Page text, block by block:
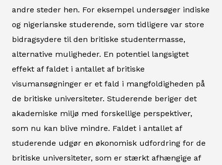
andre steder hen. For eksempel undersøger indiske
og nigerianske studerende, som tidligere var store
bidragsydere til den britiske studentermasse,
alternative muligheder. En potentiel langsigtet
effekt af faldet i antallet af britiske
visumansøgninger er et fald i mangfoldigheden på
de britiske universiteter. Studerende beriger det
akademiske miljø med forskellige perspektiver,
som nu kan blive mindre. Faldet i antallet af
studerende udgør en økonomisk udfordring for de
britiske universiteter, som er stærkt afhængige af